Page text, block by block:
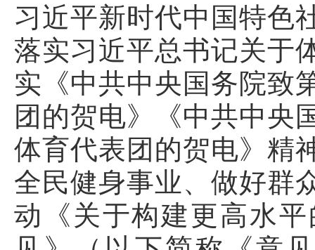
习近平新时代中国特色
落实习近平总书记关于
实《中共中央国务院致
团的贺电》《中共中央
体育代表团的贺电》精
全民健身事业、做好群
动《关于构建更高水